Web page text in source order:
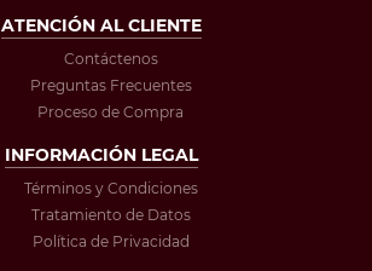
ATENCIÓN AL CLIENTE
Contáctenos
Preguntas Frecuentes
Proceso de Compra
INFORMACIÓN LEGAL
Términos y Condiciones
Tratamiento de Datos
Política de Privacidad